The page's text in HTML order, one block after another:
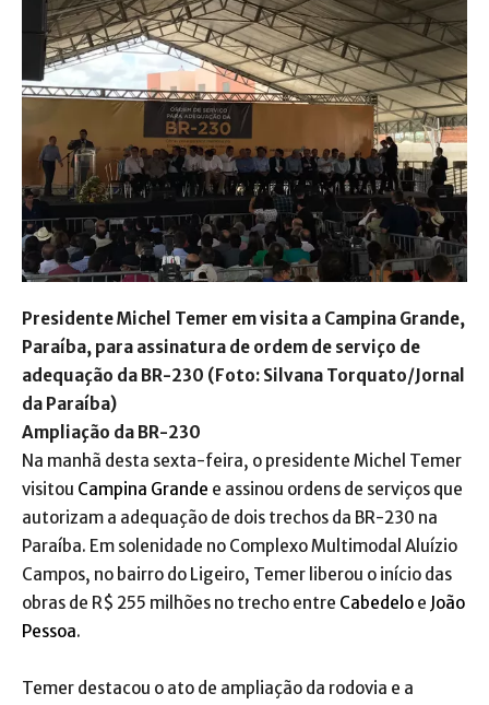
Presidente Michel Temer em visita a Campina Grande,
Paraíba, para assinatura de ordem de serviço de
adequação da BR-230 (Foto: Silvana Torquato/Jornal
da Paraíba)
Ampliação da BR-230
Na manhã desta sexta-feira, o presidente Michel Temer
visitou Campina Grande e assinou ordens de serviços que
autorizam a adequação de dois trechos da BR-230 na
Paraíba. Em solenidade no Complexo Multimodal Aluízio
Campos, no bairro do Ligeiro, Temer liberou o início das
obras de R$ 255 milhões no trecho entre Cabedelo e João
Pessoa.
Temer destacou o ato de ampliação da rodovia e a